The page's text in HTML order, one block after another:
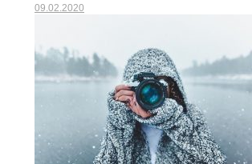
09.02.2020